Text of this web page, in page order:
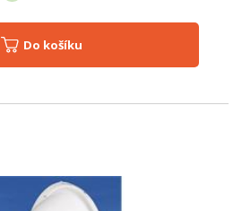
Do košíku